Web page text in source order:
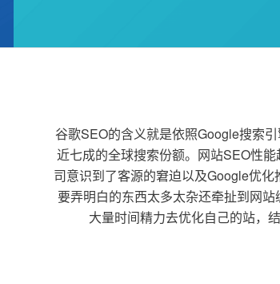
谷歌SEO的含义就是依照Google搜索
近七成的全球搜索份额。网站SEO性
司意识到了客源的窘迫以及Google优
要弄明白的东西太多太杂还牵扯到网
大量时间精力去优化自己的站，